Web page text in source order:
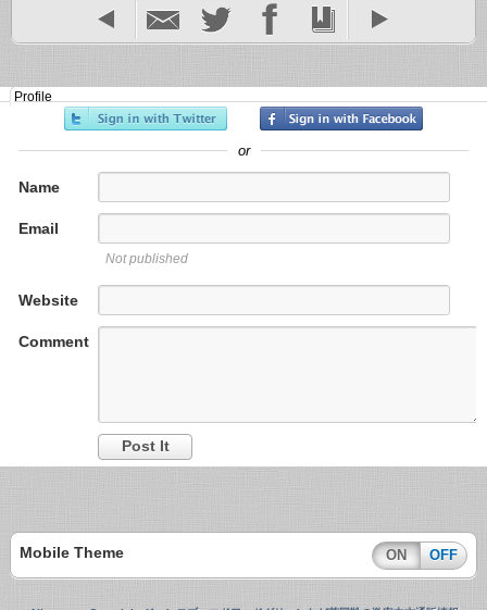
Profile
or
Name
Email
Not published
Website
Comment
Mobile Theme ON OFF